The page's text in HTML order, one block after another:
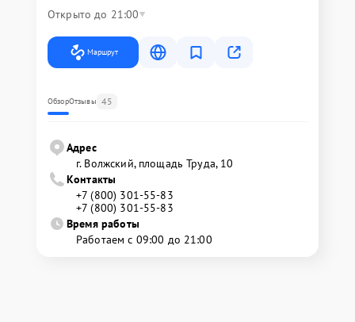
Открыто до 21:00
Маршрут
ОбзорОтзывы 45
Адрес
г. Волжский, площадь Труда, 10
Контакты
+7 (800) 301-55-83
+7 (800) 301-55-83
Время работы
Работаем с 09:00 до 21:00